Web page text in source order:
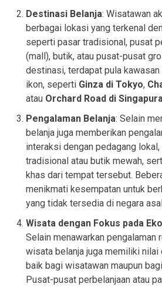
Destinasi Belanja: Wisatawan
berbagai lokasi yang terkenal
seperti pasar tradisional, pusat
(mall), butik, atau pusat-pusat
destinasi, terdapat pula
ikon, seperti Ginza di Tokyo,
atau Orchard Road di
Pengalaman Belanja: Selain
belanja juga memberikan
interaksi dengan pedagang
tradisional atau butik mewah,
khas dari tempat tersebut.
menikmati kesempatan untuk
yang tidak tersedia di negara
Wisata dengan Fokus pada
Selain menawarkan pengalaman
wisata belanja juga memiliki nilai
baik bagi wisatawan maupun
Pusat-pusat perbelanjaan atau